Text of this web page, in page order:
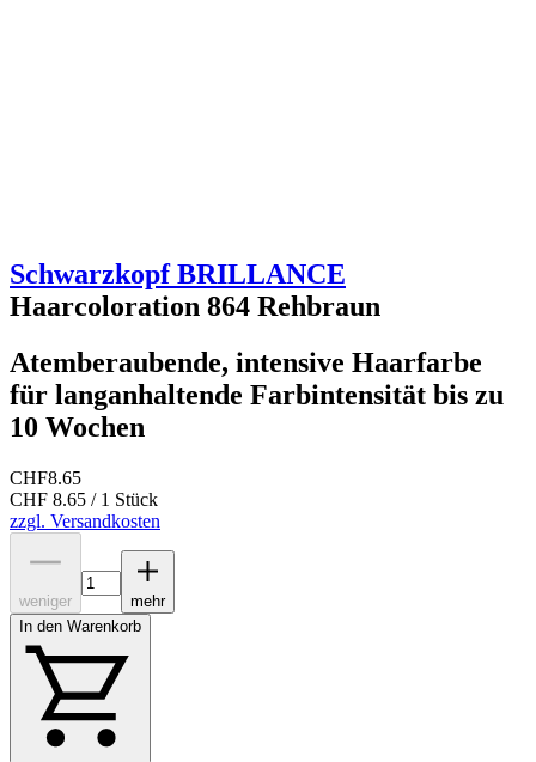
Schwarzkopf BRILLANCE
Haarcoloration 864 Rehbraun
Atemberaubende, intensive Haarfarbe
für langanhaltende Farbintensität bis zu
10 Wochen
CHF8.65
CHF 8.65 / 1 Stück
zzgl. Versandkosten
weniger
mehr
In den Warenkorb